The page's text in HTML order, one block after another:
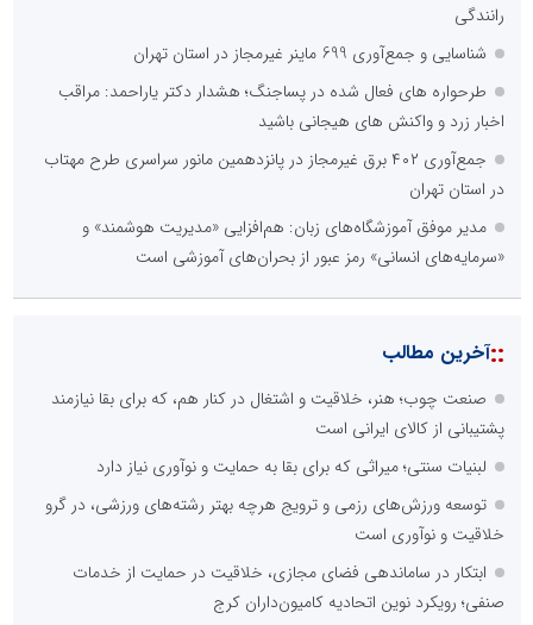
رانندگی
شناسایی و جمع‌آوری 699 ماینر غیرمجاز در استان تهران
طرحواره های فعال شده در پساجنگ؛ هشدار دکتر یاراحمد: مراقب
اخبار زرد و واکنش های هیجانی باشید
جمع‌آوری ۴۰۲ برق غیرمجاز در پانزدهمین مانور سراسری طرح مهتاب
در استان تهران
مدیر موفق آموزشگاه‌های زبان: هم‌افزایی «مدیریت هوشمند» و
«سرمایه‌های انسانی» رمز عبور از بحران‌های آموزشی است
::آخرین مطالب
صنعت چوب؛ هنر، خلاقیت و اشتغال در کنار هم، که برای بقا نیازمند
پشتیبانی از کالای ایرانی است
لبنیات سنتی؛ میراثی که برای بقا به حمایت و نوآوری نیاز دارد
توسعه ورزش‌های رزمی و ترویج هرچه بهتر رشته‌های ورزشی، در گرو
خلاقیت و نوآوری است
ابتکار در ساماندهی فضای مجازی، خلاقیت در حمایت از خدمات
صنفی؛ رویکرد نوین اتحادیه کامیون‌داران کرج